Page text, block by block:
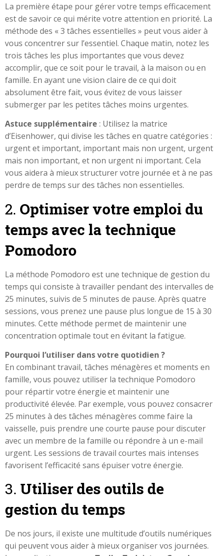
La première étape pour gérer votre temps efficacement
est de savoir ce qui mérite votre attention en priorité. La
méthode des « 3 tâches essentielles » peut vous aider à
vous concentrer sur l’essentiel. Chaque matin, notez les
trois tâches les plus importantes que vous devez
accomplir, que ce soit pour le travail, à la maison ou en
famille. En ayant une vision claire de ce qui doit
absolument être fait, vous évitez de vous laisser
submerger par les petites tâches moins urgentes.
Astuce supplémentaire : Utilisez la matrice
d’Eisenhower, qui divise les tâches en quatre catégories :
urgent et important, important mais non urgent, urgent
mais non important, et non urgent ni important. Cela
vous aidera à mieux structurer votre journée et à ne pas
perdre de temps sur des tâches non essentielles.
2. Optimiser votre emploi du
temps avec la technique
Pomodoro
La méthode Pomodoro est une technique de gestion du
temps qui consiste à travailler pendant des intervalles de
25 minutes, suivis de 5 minutes de pause. Après quatre
sessions, vous prenez une pause plus longue de 15 à 30
minutes. Cette méthode permet de maintenir une
concentration optimale tout en évitant la fatigue.
Pourquoi l’utiliser dans votre quotidien ?
En combinant travail, tâches ménagères et moments en
famille, vous pouvez utiliser la technique Pomodoro
pour répartir votre énergie et maintenir une
productivité élevée. Par exemple, vous pouvez consacrer
25 minutes à des tâches ménagères comme faire la
vaisselle, puis prendre une courte pause pour discuter
avec un membre de la famille ou répondre à un e-mail
urgent. Les sessions de travail courtes mais intenses
favorisent l’efficacité sans épuiser votre énergie.
3. Utiliser des outils de
gestion du temps
De nos jours, il existe une multitude d’outils numériques
qui peuvent vous aider à mieux organiser vos journées.